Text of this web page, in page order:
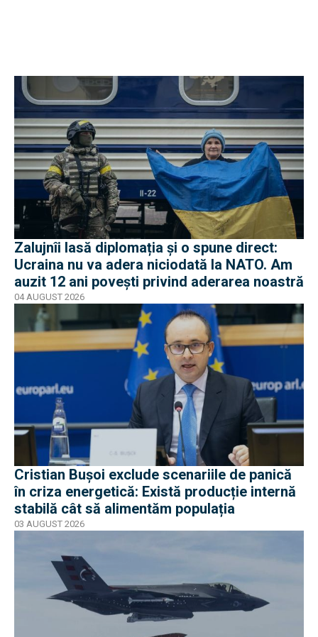
Zalujnîi lasă diplomația și o spune direct:
Ucraina nu va adera niciodată la NATO. Am
auzit 12 ani povești privind aderarea noastră
04 AUGUST 2026
Cristian Bușoi exclude scenariile de panică
în criza energetică: Există producție internă
stabilă cât să alimentăm populația
03 AUGUST 2026